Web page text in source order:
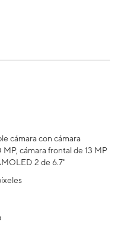
cámara con cámara
cámara frontal de 13 MP
2 de 6.7"